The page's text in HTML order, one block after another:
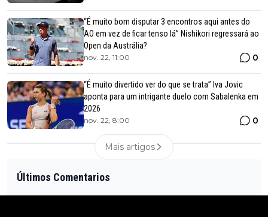
“É muito bom disputar 3 encontros aqui antes do
AO em vez de ficar tenso lá” Nishikori regressará ao
Open da Austrália?
nov. 22, 11:00 0
“É muito divertido ver do que se trata” Iva Jovic
aponta para um intrigante duelo com Sabalenka em
2026
nov. 22, 8:00 0
Mais artigos
Últimos Comentarios